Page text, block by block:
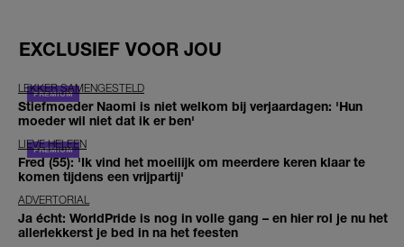
EXCLUSIEF VOOR JOU
LEKKER SAMENGESTELD
Stiefmoeder Naomi is niet welkom bij verjaardagen: 'Hun
moeder wil niet dat ik er ben'
LIEVE HELEEN
Fred (55): 'Ik vind het moeilijk om meerdere keren klaar te
komen tijdens een vrijpartij'
ADVERTORIAL
Ja écht: WorldPride is nog in volle gang – en hier rol je nu het
allerlekkerst je bed in na het feesten